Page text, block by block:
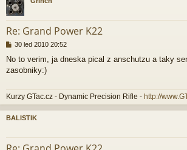
Re: Grand Power K22
P
í
s
v
k
30 led 2010 20:52
No to verim, ja dneska pical z anschutzu a taky
zasobniky:)
Kurzy GTac.cz - Dynamic Precision Rifle - http://
BALISTIK